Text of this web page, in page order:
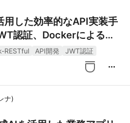
した効率的なAPI実装手
認証、Dockerによる開
RESTful API開発 JWT認証
more_horiz
ナ)